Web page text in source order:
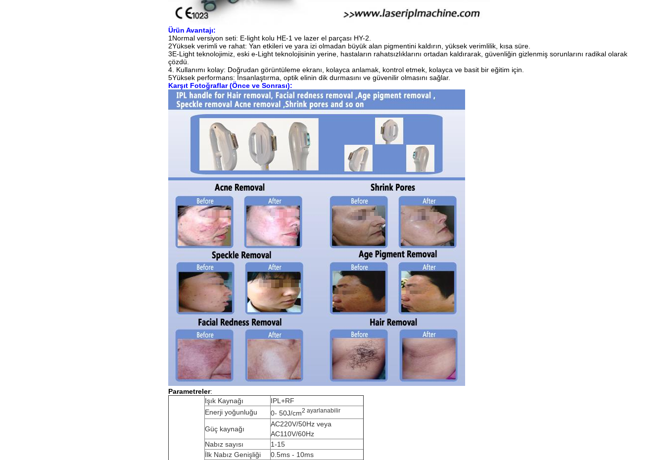
Ürün Avantajı:
1Normal versiyon seti: E-light kolu HE-1 ve lazer el parçası HY-2.
2Yüksek verimli ve rahat: Yan etkileri ve yara izi olmadan büyük alan pigmentini kaldırın, yüksek verimlilik, kısa süre.
3E-Light teknolojimiz, eski e-Light teknolojisinin yerine, hastaların rahatsızlıklarını ortadan kaldırarak, güvenliğin gizlenmiş sorunlarını radikal olarak
çözdü.
4. Kullanımı kolay: Doğrudan görüntüleme ekranı, kolayca anlamak, kontrol etmek, kolayca ve basit bir eğitim için.
5Yüksek performans: İnsanlaştırma, optik elinin dik durmasını ve güvenilir olmasını sağlar.
Karşıt Fotoğraflar (Önce ve Sonrası):
Parametreler:
Işık Kaynağı
IPL+RF
Enerji yoğunluğu
0- 50J/cm2 ayarlanabilir
Güç kaynağı
AC220V/50Hz veya
AC110V/60Hz
Nabız sayısı
1-15
İlk Nabız Genişliği
0.5ms - 10ms